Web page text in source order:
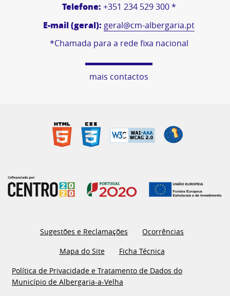
Telefone: +351 234 529 300 *
E-mail (geral): geral@cm-albergaria.pt
*Chamada para a rede fixa nacional
mais contactos
Sugestões e Reclamações
Ocorrências
Mapa do Site
Ficha Técnica
Política de Privacidade e Tratamento de Dados do
Município de Albergaria-a-Velha